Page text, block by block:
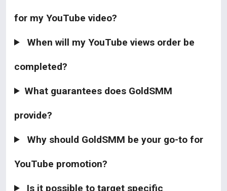
for my YouTube video?
When will my YouTube views order be
completed?
What guarantees does GoldSMM
provide?
Why should GoldSMM be your go-to for
YouTube promotion?
Is it possible to target specific